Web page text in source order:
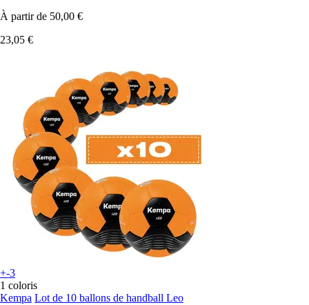
À partir de 50,00 €
23,05 €
+-3
1 coloris
Kempa Lot de 10 ballons de handball Leo